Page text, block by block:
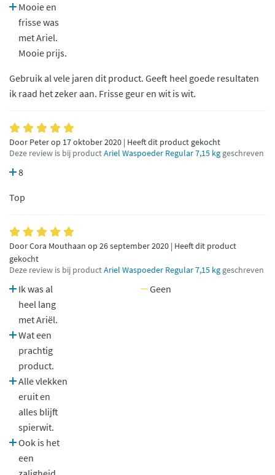
Mooie en
frisse was
met Ariel.
Mooie prijs.
Gebruik al vele jaren dit product. Geeft heel goede resultaten
ik raad het zeker aan. Frisse geur en wit is wit.
Door Peter op 17 oktober 2020 | Heeft dit product gekocht
Deze review is bij productAriel Waspoeder Regular 7,15 kg geschreven
8
Top
Door Cora Mouthaan op 26 september 2020 | Heeft dit product
gekocht
Deze review is bij productAriel Waspoeder Regular 7,15 kg geschreven
Ik was al
heel lang
met Ariël.
Wat een
prachtig
product.
Alle vlekken
eruit en
alles blijft
spierwit.
Ook is het
een
Geen